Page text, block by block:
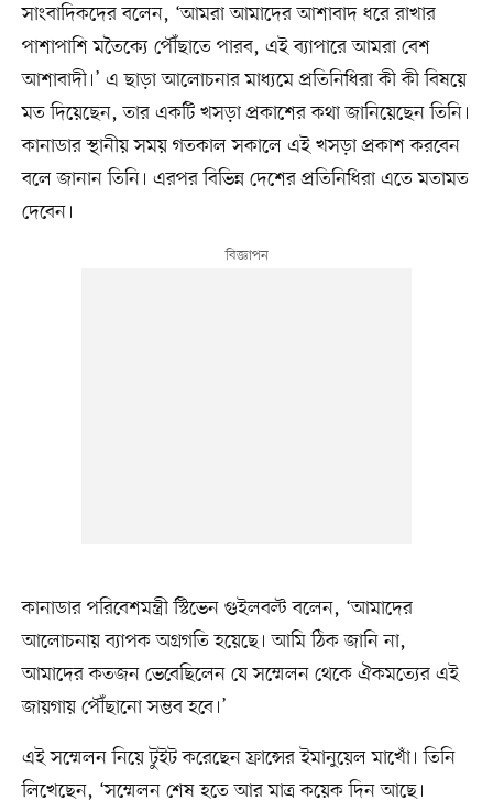
সাংবাদিকদের বলেন, ‘আমরা আমাদের আশাবাদ ধরে রাখার
পাশাপাশি মতৈক্যে পৌঁছাতে পারব, এই ব্যাপারে আমরা বেশ
আশাবাদী।’ এ ছাড়া আলোচনার মাধ্যমে প্রতিনিধিরা কী কী বিষয়ে
মত দিয়েছেন, তার একটি খসড়া প্রকাশের কথা জানিয়েছেন তিনি।
কানাডার স্থানীয় সময় গতকাল সকালে এই খসড়া প্রকাশ করবেন
বলে জানান তিনি। এরপর বিভিন্ন দেশের প্রতিনিধিরা এতে মতামত
দেবেন।
কানাডার পরিবেশমন্ত্রী স্টিভেন গুইলবল্ট বলেন, ‘আমাদের
আলোচনায় ব্যাপক অগ্রগতি হয়েছে। আমি ঠিক জানি না,
আমাদের কতজন ভেবেছিলেন যে সম্মেলন থেকে ঐকমত্যের এই
জায়গায় পৌঁছানো সম্ভব হবে।’
এই সম্মেলন নিয়ে টুইট করেছেন ফ্রান্সের ইমানুয়েল মাখোঁ। তিনি
লিখেছেন, ‘সম্মেলন শেষ হতে আর মাত্র কয়েক দিন আছে।